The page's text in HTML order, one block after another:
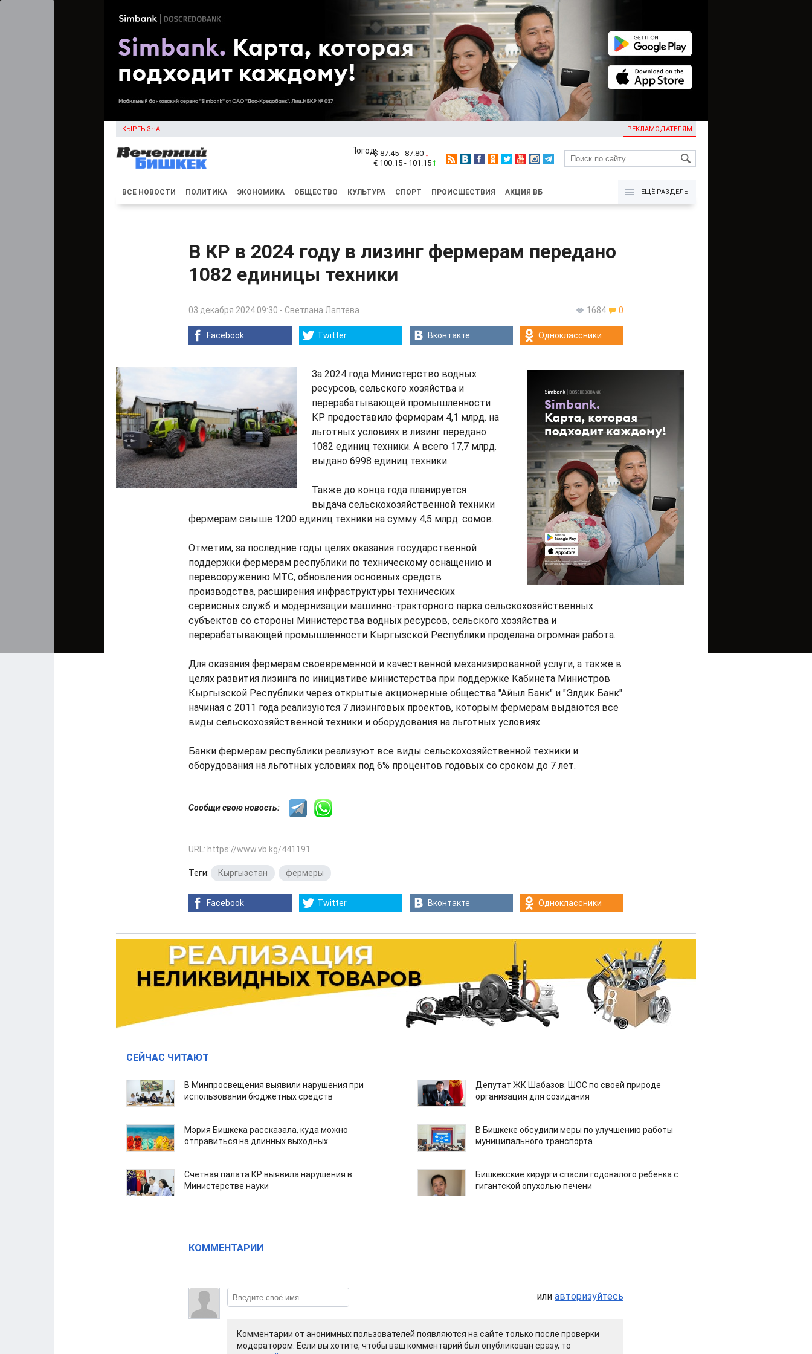
КЫРГЫЗЧА РЕКЛАМОДАТЕЛЯМ
KG
$ 87.45 - 87.80
€ 100.15 - 101.15
ВСЕ НОВОСТИ ПОЛИТИКА ЭКОНОМИКА ОБЩЕСТВО КУЛЬТУРА СПОРТ ПРОИСШЕСТВИЯ АКЦИЯ ВБ ЕЩЁ РАЗДЕЛЫ
В КР в 2024 году в лизинг фермерам передано
1082 единицы техники
1684 0
03 декабря 2024 09:30 - Светлана Лаптева
Facebook Twitter Вконтакте Одноклассники
За 2024 года Министерство водных
ресурсов, сельского хозяйства и
перерабатывающей промышленности
КР предоставило фермерам 4,1 млрд. на
льготных условиях в лизинг передано
1082 единиц техники. А всего 17,7 млрд.
выдано 6998 единиц техники.
Также до конца года планируется
выдача сельскохозяйственной техники
фермерам свыше 1200 единиц техники на сумму 4,5 млрд. сомов.
Отметим, за последние годы целях оказания государственной
поддержки фермерам республики по техническому оснащению и
перевооружению МТС, обновления основных средств
производства, расширения инфраструктуры технических
сервисных служб и модернизации машинно-тракторного парка сельскохозяйственных
субъектов со стороны Министерства водных ресурсов, сельского хозяйства и
перерабатывающей промышленности Кыргызской Республики проделана огромная работа.
Для оказания фермерам своевременной и качественной механизированной услуги, а также в
целях развития лизинга по инициативе министерства при поддержке Кабинета Министров
Кыргызской Республики через открытые акционерные общества "Айыл Банк" и "Элдик Банк"
начиная с 2011 года реализуются 7 лизинговых проектов, которым фермерам выдаются все
виды сельскохозяйственной техники и оборудования на льготных условиях.
Банки фермерам республики реализуют все виды сельскохозяйственной техники и
оборудования на льготных условиях под 6% процентов годовых со сроком до 7 лет.
Сообщи свою новость:
URL: https://www.vb.kg/441191
Теги: Кыргызстан фермеры
Facebook Twitter Вконтакте Одноклассники
СЕЙЧАС ЧИТАЮТ
В Минпросвещения выявили нарушения при
использовании бюджетных средств
Депутат ЖК Шабазов: ШОС по своей природе
организация для созидания
Мэрия Бишкека рассказала, куда можно
отправиться на длинных выходных
В Бишкеке обсудили меры по улучшению работы
муниципального транспорта
Счетная палата КР выявила нарушения в
Министерстве науки
Бишкекские хирурги спасли годовалого ребенка с
гигантской опухолью печени
КОММЕНТАРИИ
или авторизуйтесь
Комментарии от анонимных пользователей появляются на сайте только после проверки
модератором. Если вы хотите, чтобы ваш комментарий был опубликован сразу, то